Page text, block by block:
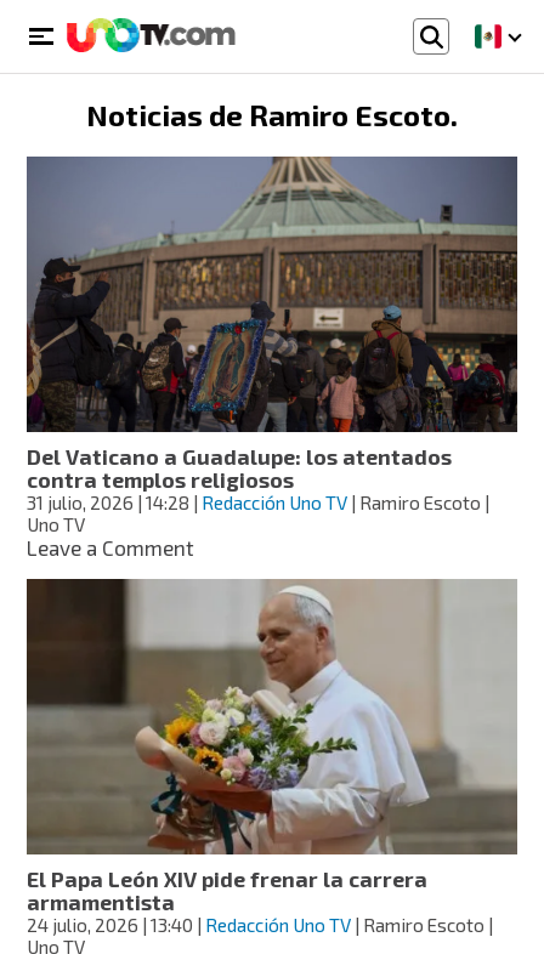
Noticias de Ramiro Escoto.
Del Vaticano a Guadalupe: los atentados
contra templos religiosos
31 julio, 2026 | 14:28 | Redacción Uno TV | Ramiro Escoto |
Uno TV
Leave a Commenton
Guadalupe:
atentados
contra
templos
religiosos
El Papa León XIV pide frenar la carrera
armamentista
24 julio, 2026 | 13:40 | Redacción Uno TV | Ramiro Escoto |
Uno TV